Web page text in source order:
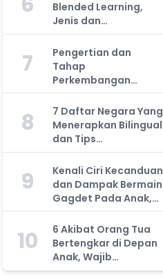
Blended Learning,
Jenis dan
Manfaatnya, Anda
Harus Tahu!
7
Pengertian dan
Tahap
Perkembangan
Kemampuan Kognitif
Anak, Bunda Wajib
Tahu!
8
7 Daftar Negara Yang
Menerapkan Bilingual
dan Tips
Mengajarkan Pada
Anak
9
Kenali Ciri Kecanduan
dan Dampak Bermain
Gagdet Pada Anak,
Orang Tua Wajib
Tahu!
10
6 Akibat Orang Tua
Bertengkar di Depan
Anak, Wajib
Waspada!